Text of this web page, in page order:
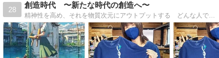
28
創造時代 〜新たな時代の創造へ〜
精神性を高め、それを物質次元にアウトプットする どんな人でも、どんな状況でも、夢とは絶対に叶うものであり、誰もが豊かになれるものなのです。